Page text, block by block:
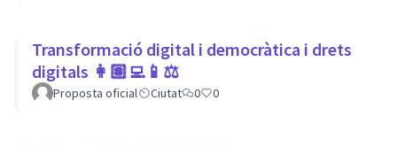
Transformació digital i democràtica i drets
digitals 👩🏽‍💻📱⚖
Proposta oficial Ciutat 0 0